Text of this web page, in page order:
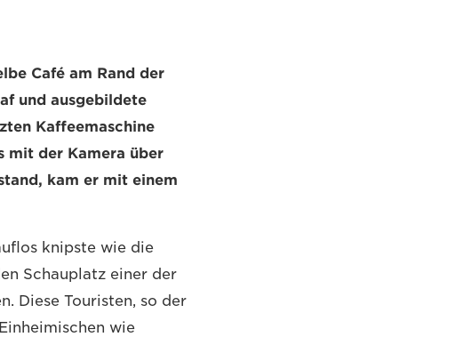
Café am Rand der
und ausgebildete
Kaffeemaschine
mit der Kamera über
kam er mit einem
knipste wie die
Schauplatz einer der
Diese Touristen, so der
wie